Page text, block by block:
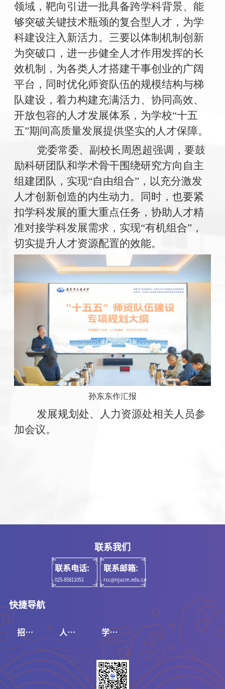
领域，靶向引进一批具备跨学科背景、能
够突破关键技术瓶颈的复合型人才，为学
科建设注入新活力。三要以体制机制创新
为突破口，进一步健全人才作用发挥的长
效机制，为各类人才搭建干事创业的广阔
平台，同时优化师资队伍的规模结构与梯
队建设，着力构建充满活力、协同高效、
开放包容的人才发展体系，为学校“十五
五”期间高质量发展提供坚实的人才保障。
党委常委、副校长周恩超强调，要鼓
励科研团队和学术骨干围绕研究方向自主
组建团队，实现“自由组合”，以充分激发
人才创新创造的内生动力。同时，也要紧
扣学科发展的重大重点任务，协助人才精
准对接学科发展需求，实现“有机组合”，
切实提升人才资源配置的效能。
孙东东作汇报
发展规划处、人力资源处相关人员参
加会议。
联系我们
联系电话:
025-85811051
联系邮箱:
rsc@njucm.edu.cn
快捷导航
招聘
系统
人事
系统
学校
官网